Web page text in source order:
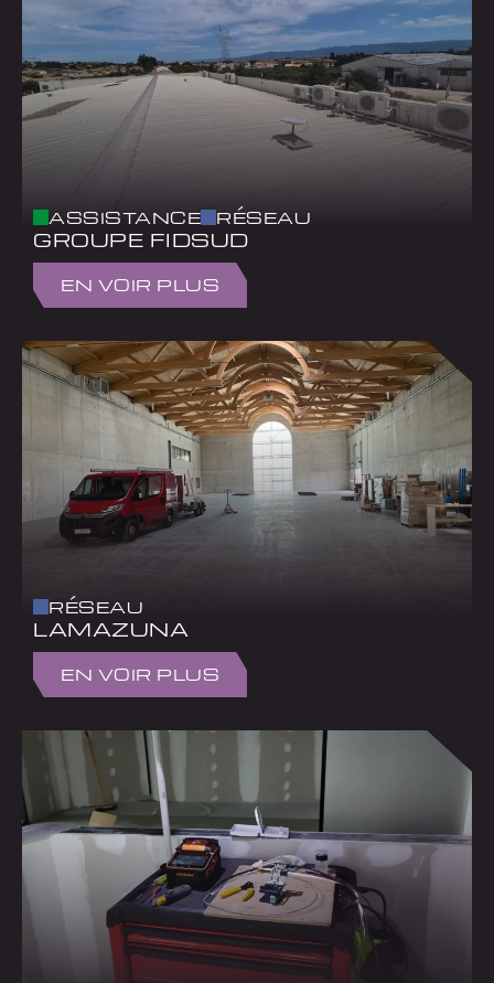
ASSISTANCE RÉSEAU
GROUPE FIDSUD
EN VOIR PLUS
RÉSEAU
LAMAZUNA
EN VOIR PLUS